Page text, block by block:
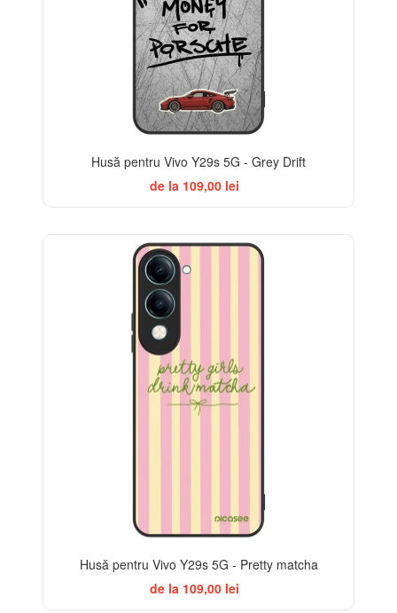
Husă pentru Vivo Y29s 5G - Grey Drift
de la 109,00 lei
Husă pentru Vivo Y29s 5G - Pretty matcha
de la 109,00 lei